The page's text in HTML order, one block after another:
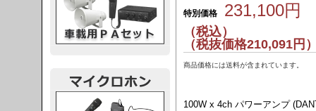
特別価格 231,100円
（税込）
（税抜価格210,091円
商品価格には送料が含まれています。
100W x 4ch パワーアンプ